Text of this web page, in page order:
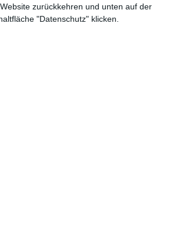
zurückkehren und unten auf der
"Datenschutz" klicken.
Fokus auf den jüdischen Glauben des
der manche abschrecken könnte.